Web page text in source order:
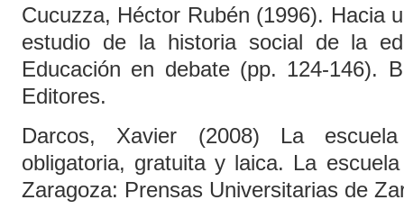
Cucuzza, Héctor Rubén (1996). Hacia
estudio de la historia social de la
Educación en debate (pp. 124-146).
Editores.
Darcos, Xavier (2008) La
obligatoria, gratuita y laica. La
Zaragoza: Prensas Universitarias de